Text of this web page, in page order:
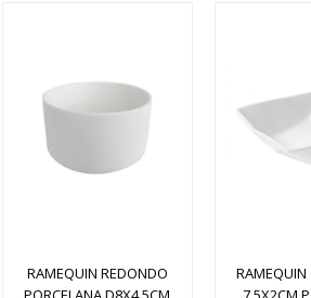
RAMEQUIN REDONDO
RAMEQUIN